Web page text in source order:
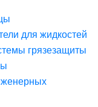
для жидкостей
грязезащиты